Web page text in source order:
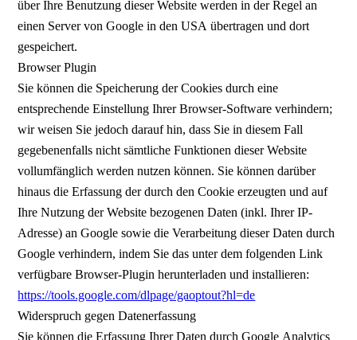
über Ihre Benutzung dieser Website werden in der Regel an
einen Server von Google in den USA übertragen und dort
gespeichert.
Browser Plugin
Sie können die Speicherung der Cookies durch eine
entsprechende Einstellung Ihrer Browser-Software verhindern;
wir weisen Sie jedoch darauf hin, dass Sie in diesem Fall
gegebenenfalls nicht sämtliche Funktionen dieser Website
vollumfänglich werden nutzen können. Sie können darüber
hinaus die Erfassung der durch den Cookie erzeugten und auf
Ihre Nutzung der Website bezogenen Daten (inkl. Ihrer IP-
Adresse) an Google sowie die Verarbeitung dieser Daten durch
Google verhindern, indem Sie das unter dem folgenden Link
verfügbare Browser-Plugin herunterladen und installieren:
https://tools.google.com/dlpage/gaoptout?hl=de
Widerspruch gegen Datenerfassung